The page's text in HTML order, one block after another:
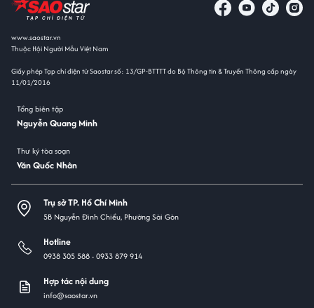
www.saostar.vn
Thuộc Hội Người Mẫu Việt Nam
Giấy phép Tạp chí điện tử Saostar số: 13/GP-BTTTT do Bộ Thông tin & Truyền Thông cấp ngày
11/01/2016
Tổng biên tập
Nguyễn Quang Minh
Thư ký tòa soạn
Văn Quốc Nhân
Trụ sở TP. Hồ Chí Minh
5B Nguyễn Đình Chiểu, Phường Sài Gòn
Hotline
0938 305 588 -0933 879 914
Hợp tác nội dung
info@saostar.vn